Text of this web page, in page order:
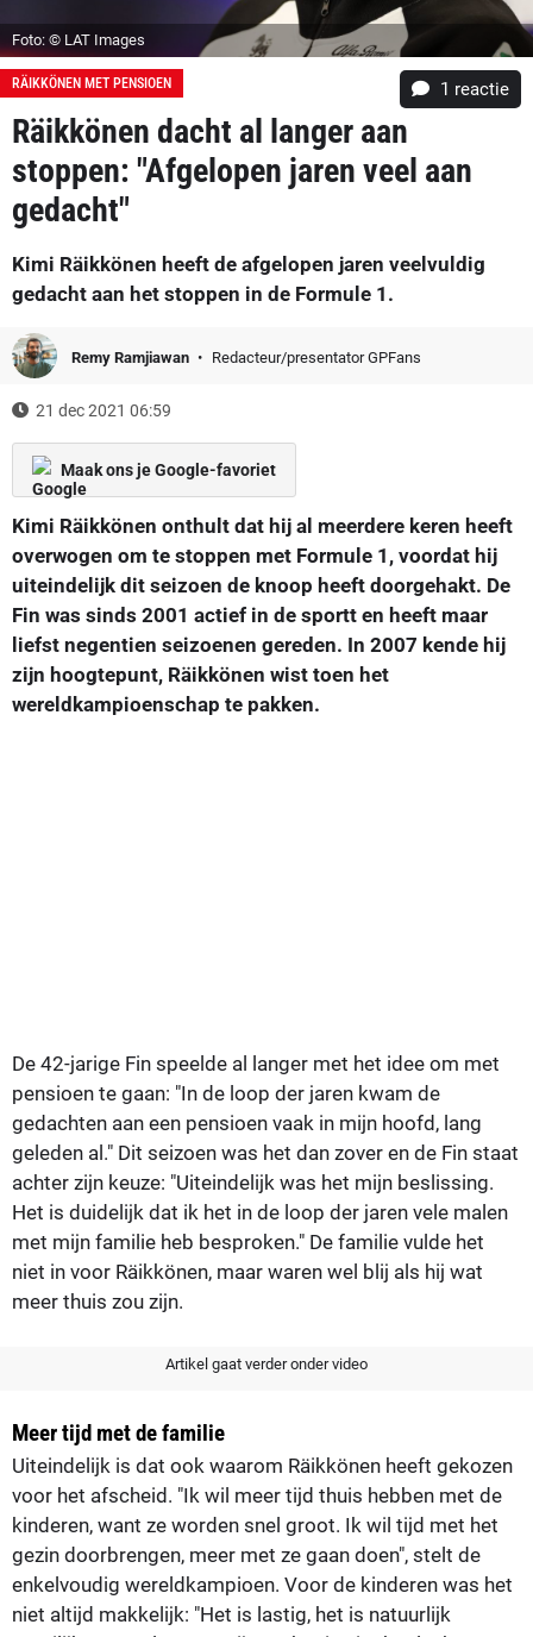
Foto: © LAT Images
RÄIKKÖNEN MET PENSIOEN 1 reactie
Räikkönen dacht al langer aan
stoppen: "Afgelopen jaren veel aan
gedacht"
Kimi Räikkönen heeft de afgelopen jaren veelvuldig
gedacht aan het stoppen in de Formule 1.
Remy Ramjiawan Redacteur/presentator GPFans
21 dec 2021 06:59
Maak ons je Google-favoriet
Kimi Räikkönen onthult dat hij al meerdere keren heeft
overwogen om te stoppen met Formule 1, voordat hij
uiteindelijk dit seizoen de knoop heeft doorgehakt. De
Fin was sinds 2001 actief in de sportt en heeft maar
liefst negentien seizoenen gereden. In 2007 kende hij
zijn hoogtepunt, Räikkönen wist toen het
wereldkampioenschap te pakken.
De 42-jarige Fin speelde al langer met het idee om met
pensioen te gaan: "In de loop der jaren kwam de
gedachten aan een pensioen vaak in mijn hoofd, lang
geleden al." Dit seizoen was het dan zover en de Fin staat
achter zijn keuze: "Uiteindelijk was het mijn beslissing.
Het is duidelijk dat ik het in de loop der jaren vele malen
met mijn familie heb besproken." De familie vulde het
niet in voor Räikkönen, maar waren wel blij als hij wat
meer thuis zou zijn.
Artikel gaat verder onder video
Meer tijd met de familie
Uiteindelijk is dat ook waarom Räikkönen heeft gekozen
voor het afscheid. "Ik wil meer tijd thuis hebben met de
kinderen, want ze worden snel groot. Ik wil tijd met het
gezin doorbrengen, meer met ze gaan doen", stelt de
enkelvoudig wereldkampioen. Voor de kinderen was het
niet altijd makkelijk: "Het is lastig, het is natuurlijk